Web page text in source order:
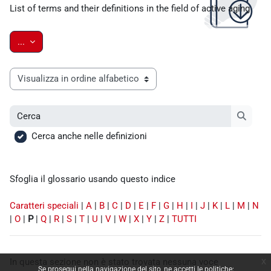
Se prosegui nella navigazione del sito, ne accetti le politiche:
List of terms and their definitions in the field of active aging
... Esporta voci
Sfoglia il glossario usando questo indice
Cerca
Cerca anche nelle definizioni
Sfoglia il glossario usando questo indice
Caratteri speciali | A | B | C | D | E | F | G | H | I | J | K| L | M | N
| O | P| Q | R | S | T | U | V | W | X | Y | Z | TUTTI